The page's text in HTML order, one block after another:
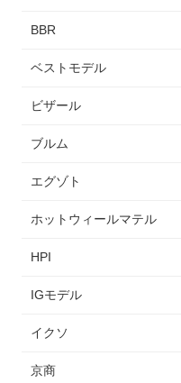
BBR
ベストモデル
ビザール
ブルム
エグゾト
ホットウィールマテル
HPI
IGモデル
イクソ
京商